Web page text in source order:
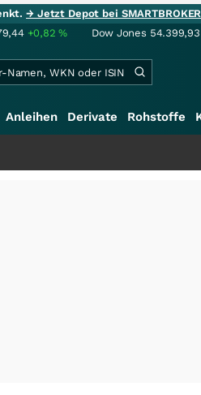
→ Jetzt Depot bei
+0,82% Dow Jones 54.399,93
Anleihen Derivate Rohstoffe